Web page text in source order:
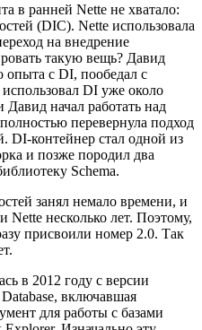
в ранней Nette не хватало:
(DIC). Nette использовала
на внедрение
такую вещь? Давид
опыта с DI, пообедал с
DI уже около
начал работать над
перевернула подход
контейнер стал одной из
и позже породил два
Schema.
занял немало времени, и
Nette несколько лет. Поэтому,
присвоили номер 2.0. Так
в 2012 году с версии
включавшая
для работы с базами